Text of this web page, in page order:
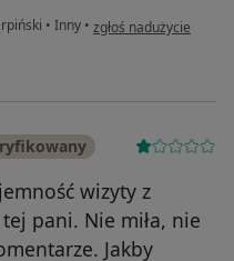
• Inny • w opinii użytkownika
zgłoś nadużycie
wizyty z
pani. Nie miła, nie
Jakby